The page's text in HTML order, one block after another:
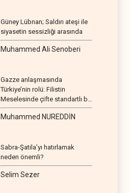
Güney Lübnan; Saldırı ateşi ile
siyasetin sessizliği arasında
Muhammed Ali Senoberi
Gazze anlaşmasında
Türkiye’nin rolü: Filistin
Meselesinde çifte standartlı bir
seyir
Muhammed NUREDDİN
Sabra-Şatila’yı hatırlamak
neden önemli?
Selim Sezer